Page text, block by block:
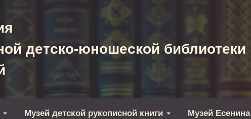
детско-юношеской библиотеки
Музей детской рукописной книги Музей Есенина